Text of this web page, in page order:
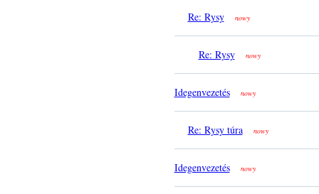
Re: Rysy nowy
Re: Rysy nowy
Idegenvezetés nowy
Re: Rysy túra nowy
Idegenvezetés nowy